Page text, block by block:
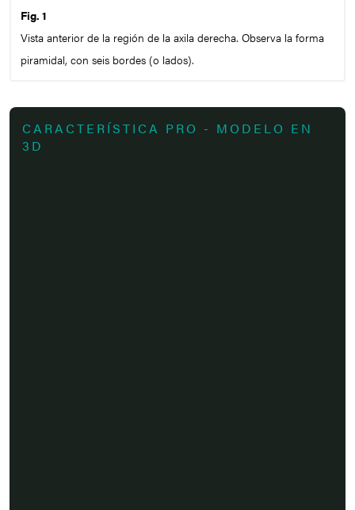
Fig. 1
Vista anterior de la región de la axila derecha. Observa la forma
piramidal, con seis bordes (o lados).
CARACTERÍSTICA PRO - MODELO EN
3D